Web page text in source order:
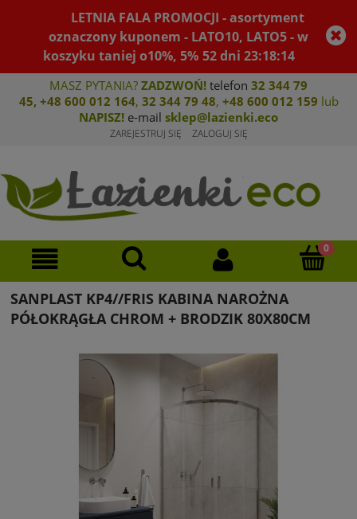
LETNIA FALA PROMOCJI - asortyment
oznaczony kuponem - LATO10, LATO5 - w
koszyku taniej o10%, 5% 52dni23:18:14
MASZ PYTANIA? ZADZWOŃ! telefon 32 344 79
45, +48 600 012 164, 32 344 79 48, +48 600 012 159 lub
NAPISZ! e-mail sklep@lazienki.eco
ZAREJESTRUJ SIĘ ZALOGUJ SIĘ
SANPLAST KP4//FRIS KABINA NAROŻNA
PÓŁOKRĄGŁA CHROM + BRODZIK 80X80CM